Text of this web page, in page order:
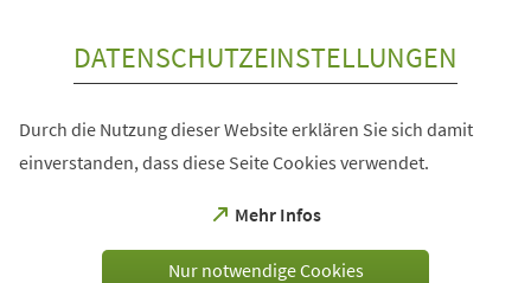
DATENSCHUTZEINSTELLUNGEN
Durch die Nutzung dieser Website erklären Sie sich damit
einverstanden, dass diese Seite Cookies verwendet.
Mehr Infos
(Öffnet
einem
Nur notwendige Cookies